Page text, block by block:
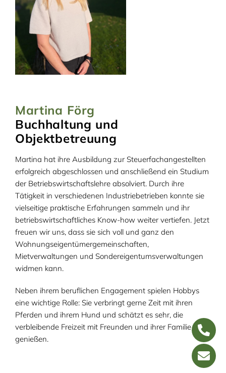
Martina Förg
Buchhaltung und
Objektbetreuung
Martina hat ihre Ausbildung zur Steuerfachangestellten
erfolgreich abgeschlossen und anschließend ein Studium
der Betriebswirtschaftslehre absolviert. Durch ihre
Tätigkeit in verschiedenen Industriebetrieben konnte sie
vielseitige praktische Erfahrungen sammeln und ihr
betriebswirtschaftliches Know-how weiter vertiefen. Jetzt
freuen wir uns, dass sie sich voll und ganz den
Wohnungseigentümergemeinschaften,
Mietverwaltungen und Sondereigentumsverwaltungen
widmen kann.
Neben ihrem beruflichen Engagement spielen Hobbys
eine wichtige Rolle: Sie verbringt gerne Zeit mit ihren
Pferden und ihrem Hund und schätzt es sehr, die
verbleibende Freizeit mit Freunden und ihrer Familie zu
genießen.